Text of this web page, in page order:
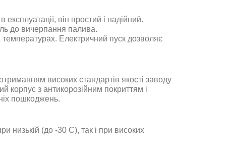
він простий і надійний.
до вичерпання палива.
температурах. Електричний пуск дозволяє
високих стандартів якості заводу
корпус з антикорозійним покриттям і
пошкоджень.
низькій (до -30 С), так і при високих